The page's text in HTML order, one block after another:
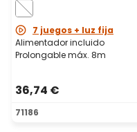
prolongable
7 juegos + luz fija
Alimentador incluido
Prolongable máx. 8m
36,74 €
71186